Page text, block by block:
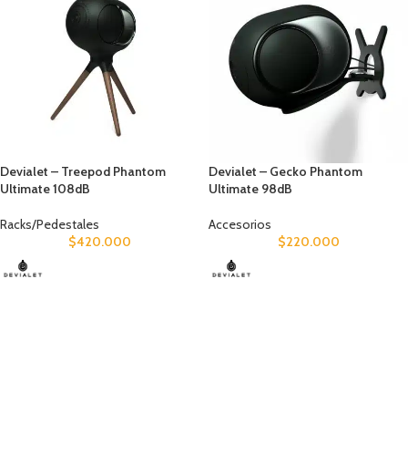
Devialet – Treepod Phantom
Ultimate 108dB
Racks/Pedestales
$420.000
Devialet – Gecko Phantom
Ultimate 98dB
Accesorios
$220.000